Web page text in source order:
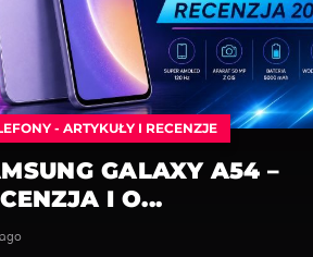
- ARTYKUŁY I RECENZJE
GALAXY A54 –
I O...